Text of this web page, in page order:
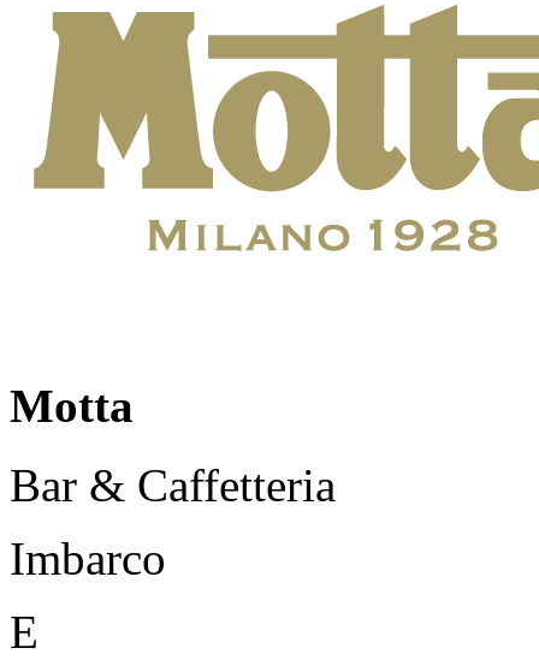
Motta
Bar & Caffetteria
Imbarco
E